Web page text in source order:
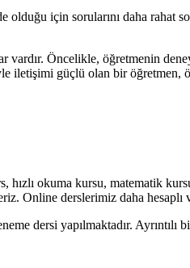
için sorularını daha rahat
vardır. Öncelikle, öğretmenin
iletişimi güçlü olan bir
hızlı okuma kursu, matematik
Online derslerimiz daha
dersi yapılmaktadır.